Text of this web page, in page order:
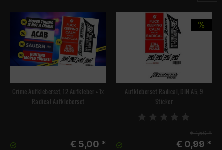
Crime Aufkleberset, 12 Aufkleber + 1x
Radical Aufkleberset
€ 5,00 *
Aufkleberset Radical, DIN A5, 9
Sticker
€ 1,50 *
€ 0,99 *